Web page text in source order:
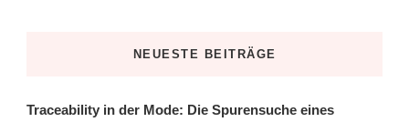
NEUESTE BEITRÄGE
Traceability in der Mode: Die Spurensuche eines